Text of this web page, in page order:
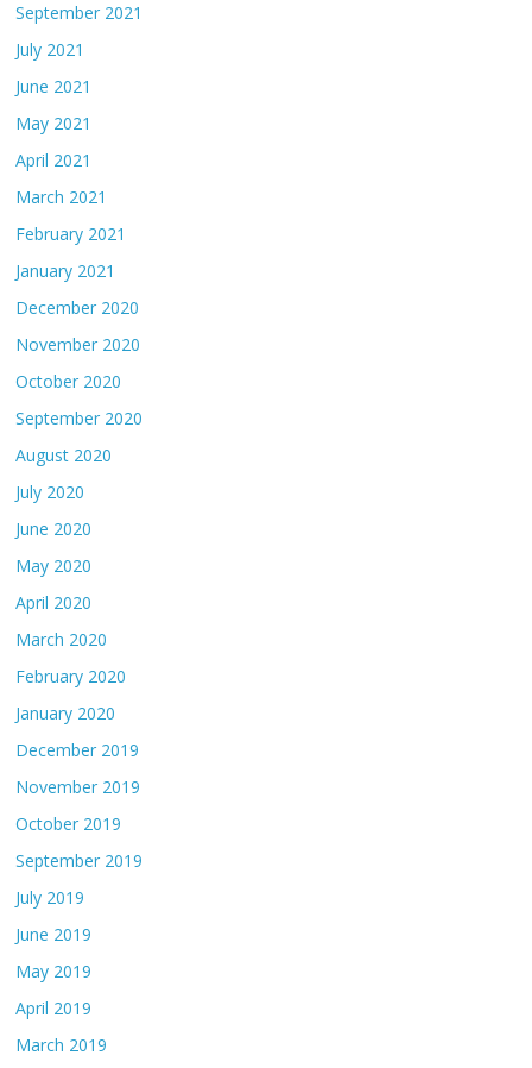
September 2021
July 2021
June 2021
May 2021
April 2021
March 2021
February 2021
January 2021
December 2020
November 2020
October 2020
September 2020
August 2020
July 2020
June 2020
May 2020
April 2020
March 2020
February 2020
January 2020
December 2019
November 2019
October 2019
September 2019
July 2019
June 2019
May 2019
April 2019
March 2019